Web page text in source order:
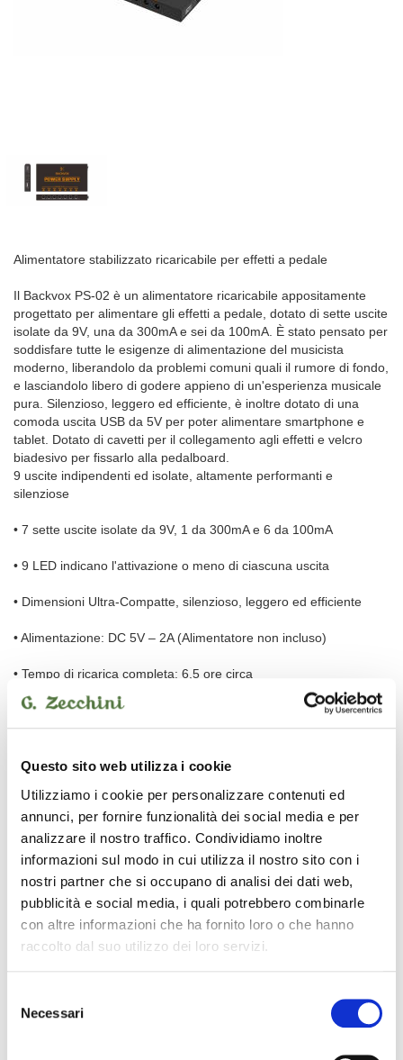
Questo sito web utilizza i cookie
Utilizziamo i cookie per personalizzare contenuti ed
annunci, per fornire funzionalità dei social media e per
analizzare il nostro traffico. Condividiamo inoltre
informazioni sul modo in cui utilizza il nostro sito con i
nostri partner che si occupano di analisi dei dati web,
pubblicità e social media, i quali potrebbero combinarle
con altre informazioni che ha fornito loro o che hanno
raccolto dal suo utilizzo dei loro servizi.
delNecessari
Alimentatore stabilizzato ricaricabile per effetti a pedale
Il Backvox PS-02 è un alimentatore ricaricabile appositamente
progettato per alimentare gli effetti a pedale, dotato di sette uscite
isolate da 9V, una da 300mA e sei da 100mA. È stato pensato per
soddisfare tutte le esigenze di alimentazione del musicista
moderno, liberandolo da problemi comuni quali il rumore di fondo,
e lasciandolo libero di godere appieno di un'esperienza musicale
pura. Silenzioso, leggero ed efficiente, è inoltre dotato di una
comoda uscita USB da 5V per poter alimentare smartphone e
tablet. Dotato di cavetti per il collegamento agli effetti e velcro
biadesivo per fissarlo alla pedalboard.
9 uscite indipendenti ed isolate, altamente performanti e
silenziose
• 7 sette uscite isolate da 9V, 1 da 300mA e 6 da 100mA
• 9 LED indicano l'attivazione o meno di ciascuna uscita
• Dimensioni Ultra-Compatte, silenzioso, leggero ed efficiente
• Alimentazione: DC 5V – 2A (Alimentatore non incluso)
• Tempo di ricarica completa: 6,5 ore circa
• Led di indicazione carica completa e batteria scarica
500mA: 8h, 900mA: 4.5h
• Dimensioni: 142 mm (D) × 76.5 mm (W) × 16.5 mm (H)
• Peso: 370 g
collegamento agli effetti, velcro biadesivo
Le immagini e le descrizioni dei prodotti riproducono nel modo più
accessori. Le immagini e le descrizioni devono quindi intendersi
come indicative. Farà fede la descrizione del prodotto contenuta nel